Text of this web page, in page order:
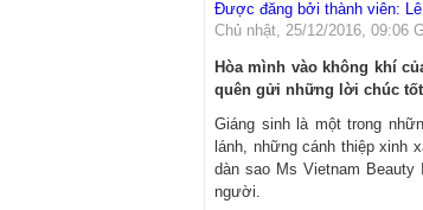
Được đăng bởi thành viên:
Chủ nhật, 25/12/2016, 09:06
Hòa mình vào không khí
quên gửi những lời chúc
Giáng sinh là một trong
lánh, những cánh thiệp xinh
dàn sao Ms Vietnam
người.